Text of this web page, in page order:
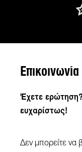
Επικοινωνία
Έχετε
ευχαρίστως!
Δεν μπορείτε να